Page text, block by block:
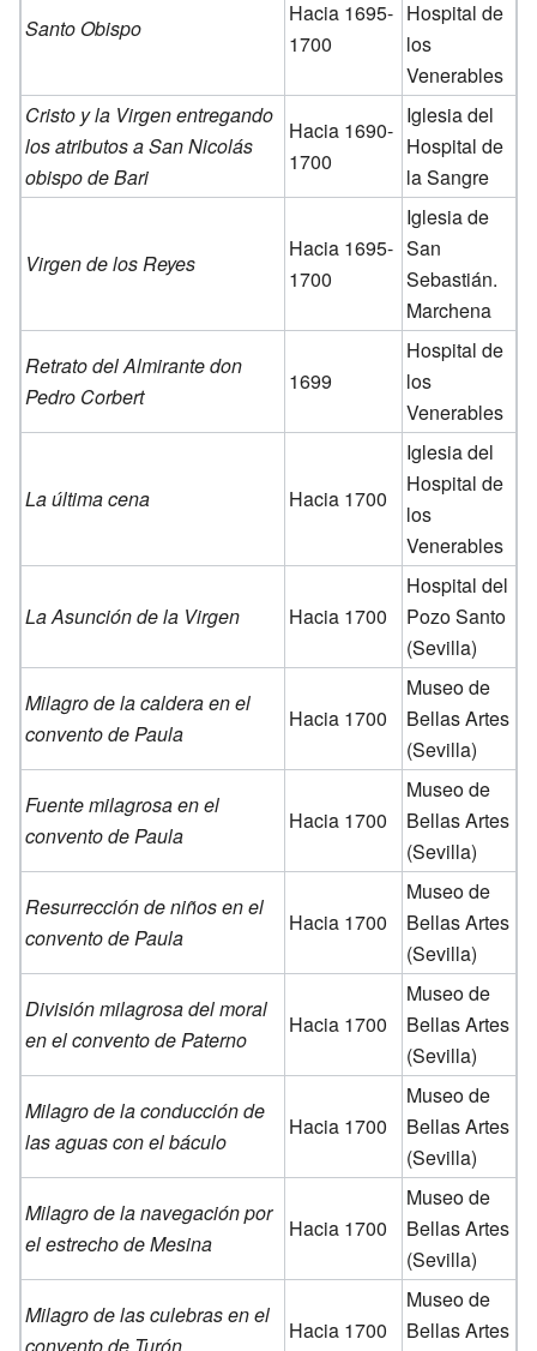
Santo Obispo
Hacia 1695-
1700
Hospital de
los
Venerables
Cristo y la Virgen entregando
los atributos a San Nicolás
obispo de Bari
Hacia 1690-
1700
Iglesia del
Hospital de
la Sangre
Virgen de los Reyes
Hacia 1695-
1700
Iglesia de
San
Sebastián.
Marchena
Retrato del Almirante don
Pedro Corbert
1699
Hospital de
los
Venerables
La última cena Hacia 1700
Iglesia del
Hospital de
los
Venerables
La Asunción de la Virgen Hacia 1700
Hospital del
Pozo Santo
(Sevilla)
Milagro de la caldera en el
convento de Paula
Hacia 1700
Museo de
Bellas Artes
(Sevilla)
Fuente milagrosa en el
convento de Paula
Hacia 1700
Museo de
Bellas Artes
(Sevilla)
Resurrección de niños en el
convento de Paula
Hacia 1700
Museo de
Bellas Artes
(Sevilla)
División milagrosa del moral
en el convento de Paterno
Hacia 1700
Museo de
Bellas Artes
(Sevilla)
Milagro de la conducción de
las aguas con el báculo
Hacia 1700
Museo de
Bellas Artes
(Sevilla)
Milagro de la navegación por
el estrecho de Mesina
Hacia 1700
Museo de
Bellas Artes
(Sevilla)
Milagro de las culebras en el
convento de Turón
Hacia 1700
Museo de
Bellas Artes